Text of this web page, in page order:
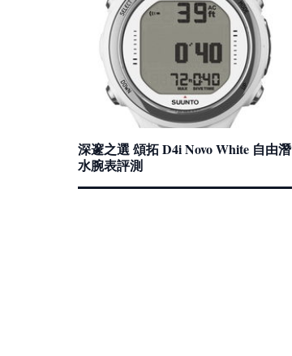
深邃之選 頌拓 D4i Novo White 自由潛
水腕表評測